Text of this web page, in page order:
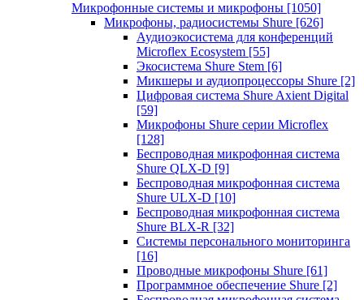
Микрофонные системы и микрофоны [1050]
Микрофоны, радиосистемы Shure [626]
Аудиоэкосистема для конференций
Microflex Ecosystem [55]
Экосистема Shure Stem [6]
Микшеры и аудиопроцессоры Shure [2]
Цифровая система Shure Axient Digital
[59]
Микрофоны Shure серии Microflex
[128]
Беспроводная микрофонная система
Shure QLX-D [9]
Беспроводная микрофонная система
Shure ULX-D [10]
Беспроводная микрофонная система
Shure BLX-R [32]
Системы персонального мониторинга
[16]
Проводные микрофоны Shure [61]
Программное обеспечение Shure [2]